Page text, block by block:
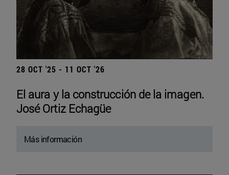
28 OCT '25 - 11 OCT '26
El aura y la construcción de la imagen.
José Ortiz Echagüe
Más información